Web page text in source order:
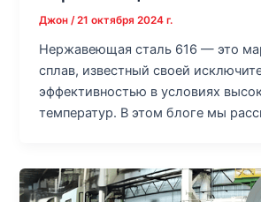
Джон/21 октября 2024 г.
Нержавеющая сталь 616 — это
сплав, известный своей
эффективностью в условиях
температур. В этом блоге мы